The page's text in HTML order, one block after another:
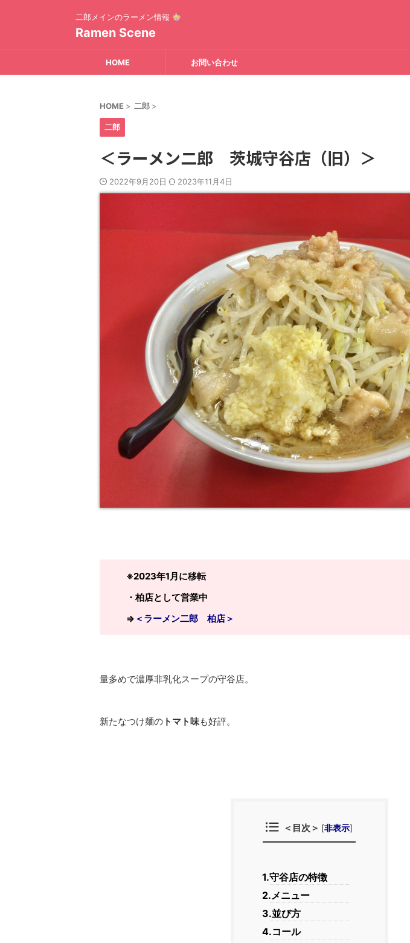
二郎メインのラーメン情報
Ramen Scene
HOME お問い合わせ
HOME > 二郎 >
二郎
＜ラーメン二郎 茨城守谷店（旧）＞
2022年9月20日 2023年11月4日
※2023年1月に移転
・柏店として営業中
⇒ ＜ラーメン二郎 柏店＞
量多めで濃厚非乳化スープの守谷店。
新たなつけ麺の トマト味も好評。
＜目次＞ [非表示]
1.守谷店の特徴
2.メニュー
3.並び方
4.コール